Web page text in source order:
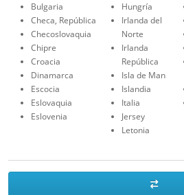
Bulgaria
Checa, República
Checoslovaquia
Chipre
Croacia
Dinamarca
Escocia
Eslovaquia
Eslovenia
Hungría
Irlanda del
Norte
Irlanda
República
Isla de Man
Islandia
Italia
Jersey
Letonia